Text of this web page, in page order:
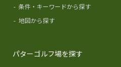
- 条件・キーワードから探す
- 地図から探す
パターゴルフ場を探す